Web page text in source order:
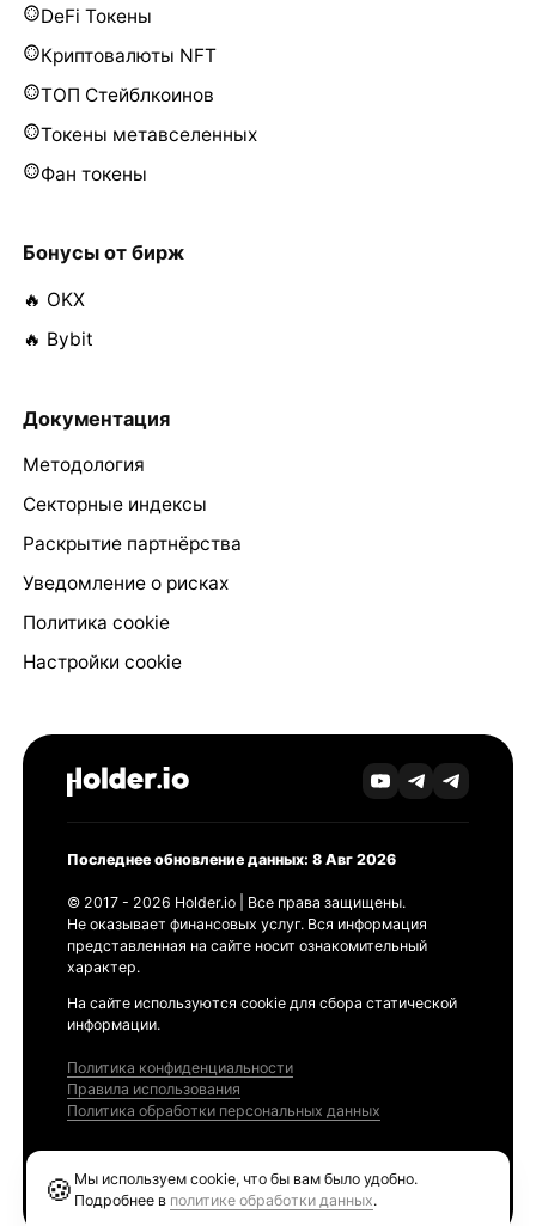
DeFi Токены
Криптовалюты NFT
ТОП Стейблкоинов
Токены метавселенных
Фан токены
Бонусы от бирж
🔥 OKX
🔥 Bybit
Документация
Методология
Секторные индексы
Раскрытие партнёрства
Уведомление о рисках
Политика cookie
Настройки cookie
Последнее обновление данных: 8 Авг 2026
© 2017 - 2026 Holder.io | Все права защищены.
Не оказывает финансовых услуг. Вся информация
представленная на сайте носит ознакомительный
характер.
На сайте используются cookie для сбора статической
информации.
Политика конфиденциальности
Правила использования
Политика обработки персональных данных
🍪 Мы используем cookie, что бы вам было удобно.
Подробнее в политике обработки данных.
Ethereum GAS Tracker